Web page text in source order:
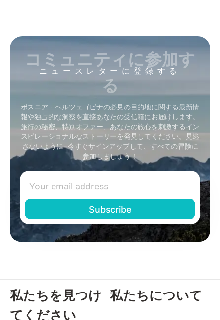
ニュースレターに登録する
コミュニティに参加す
る
ボスニア・ヘルツェゴビナの必見の目的地に関する最新情
報や独占的な洞察を直接あなたの受信箱にお届けします。
旅行の秘密、特別オファー、あなたの旅心を刺激するイン
スピレーショナルなストーリーを発見してください。見逃
さないように–今すぐサインアップして、すべての冒険に
参加しましょう！
私たちを見つけ
てください
私たちについて